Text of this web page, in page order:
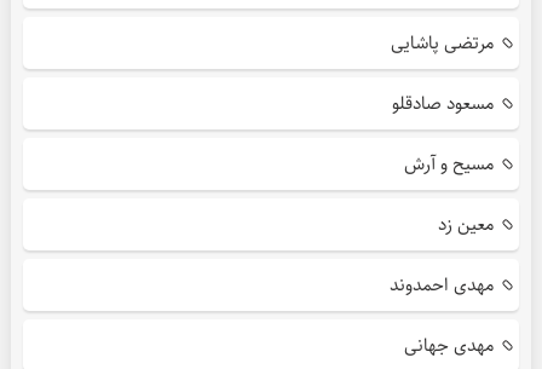
مرتضی پاشایی
مسعود صادقلو
مسیح و آرش
معین زد
مهدی احمدوند
مهدی جهانی